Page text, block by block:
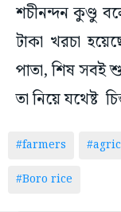
শচীনন্দন কুণ্ডু
টাকা খরচা
পাতা, শিষ সবই
তা নিয়ে যথেষ্ট
#farmers
#Boro rice